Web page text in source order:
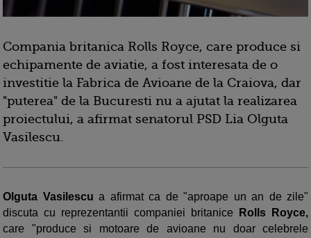
Compania britanica Rolls Royce, care produce si
echipamente de aviatie, a fost interesata de o
investitie la Fabrica de Avioane de la Craiova, dar
"puterea" de la Bucuresti nu a ajutat la realizarea
proiectului, a afirmat senatorul PSD Lia Olguta
Vasilescu.
Olguta Vasilescu a afirmat ca de "aproape un an de zile"
discuta cu reprezentantii companiei britanice
Rolls Royce,
care "produce si motoare de avioane nu doar celebrele